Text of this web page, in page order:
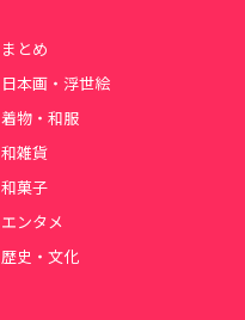
まとめ
日本画・浮世絵
着物・和服
和雑貨
和菓子
エンタメ
歴史・文化